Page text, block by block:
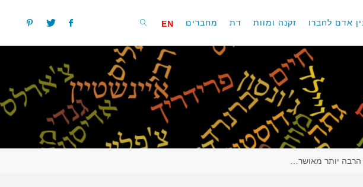
אדם לחברו זקנה ומוות דת מחברים EN
יותר מאושר…